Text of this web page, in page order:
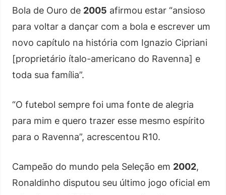
Bola de Ouro de 2005 afirmou estar “ansioso
para voltar a dançar com a bola e escrever um
novo capítulo na história com Ignazio Cipriani
[proprietário ítalo-americano do Ravenna] e
toda sua família”.
“O futebol sempre foi uma fonte de alegria
para mim e quero trazer esse mesmo espírito
para o Ravenna”, acrescentou R10.
Campeão do mundo pela Seleção em 2002,
Ronaldinho disputou seu último jogo oficial em